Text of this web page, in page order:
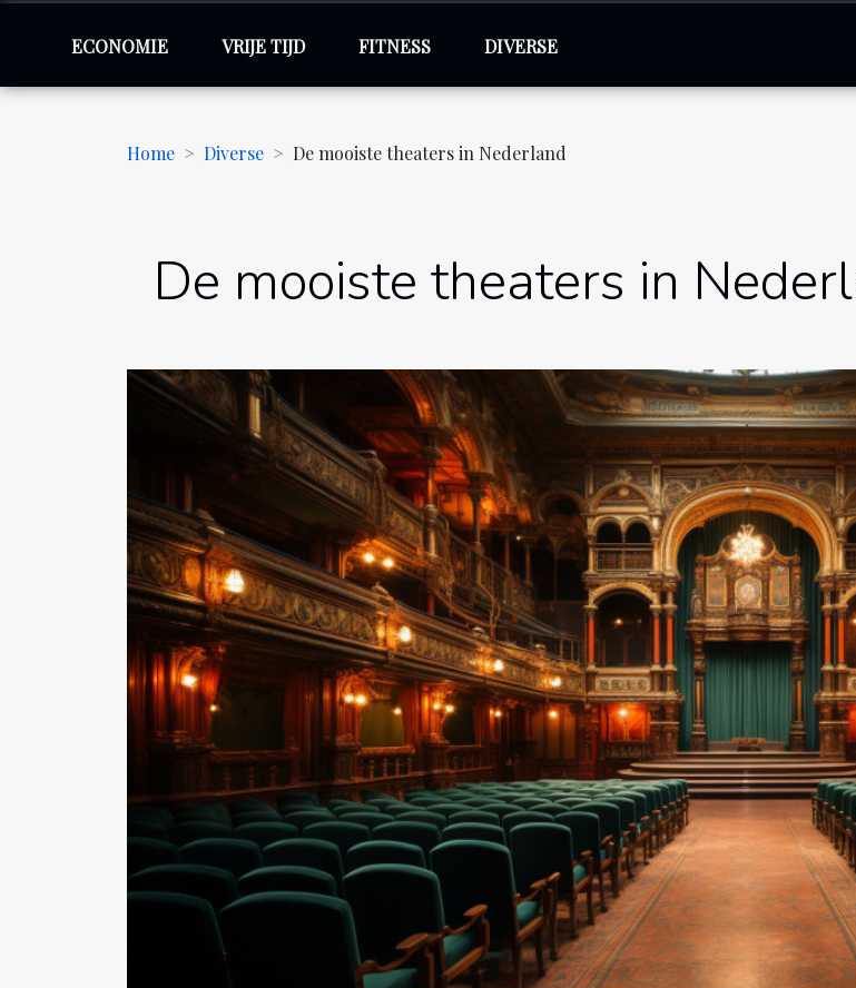
ECONOMIE VRIJE TIJD FITNESS DIVERSE
Home Diverse De mooiste theaters in Nederland
De mooiste theaters in